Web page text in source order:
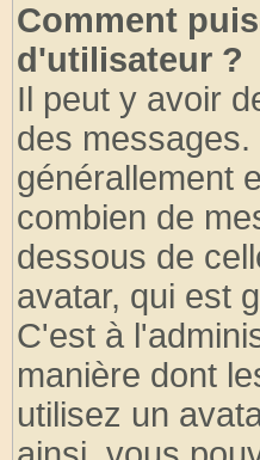
Comment
d'utilisateur ?
Il peut y avoir
des
générallement
combien de
dessous de
avatar, qui est
C'est à
manière dont
utilisez un